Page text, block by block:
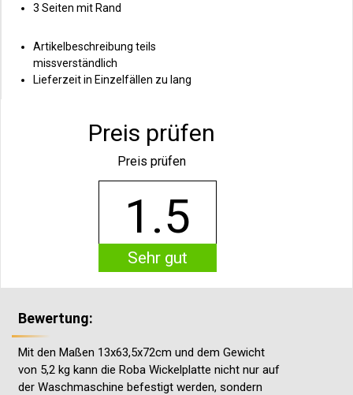
3 Seiten mit Rand
Artikelbeschreibung teils
missverständlich
Lieferzeit in Einzelfällen zu lang
Preis prüfen
Preis prüfen
1.5
Sehr gut
Bewertung:
Mit den Maßen 13x63,5x72cm und dem Gewicht
von 5,2 kg kann die Roba Wickelplatte nicht nur auf
der Waschmaschine befestigt werden, sondern